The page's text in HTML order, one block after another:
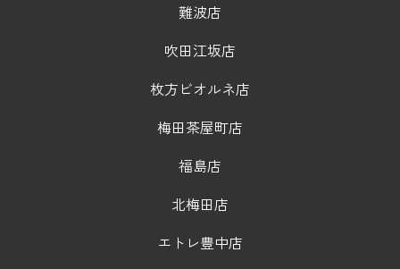
難波店
吹田江坂店
枚方ビオルネ店
梅田茶屋町店
福島店
北梅田店
エトレ豊中店